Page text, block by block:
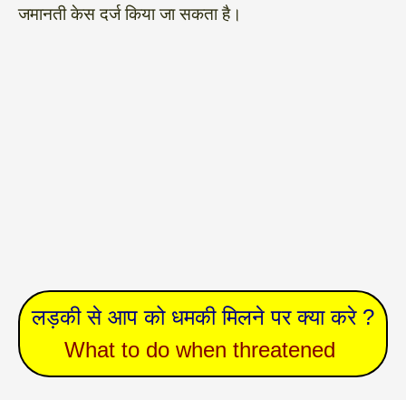
जमानती केस दर्ज किया जा सकता है।
लड़की से आप को धमकी मिलने पर क्या करे ?
What to do when threatened